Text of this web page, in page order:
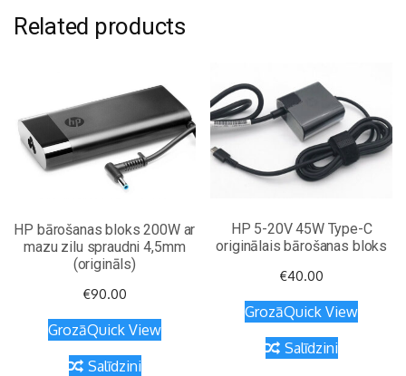
Related products
HP bārošanas bloks 200W ar
mazu zilu spraudni 4,5mm
(origināls)
€90.00
GrozāQuick View
Salīdzini
HP 5-20V 45W Type-C
originālais bārošanas bloks
€40.00
GrozāQuick View
Salīdzini